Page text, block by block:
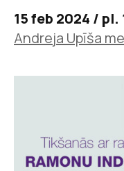
15 feb 2024 / pl.
Andreja Upīša